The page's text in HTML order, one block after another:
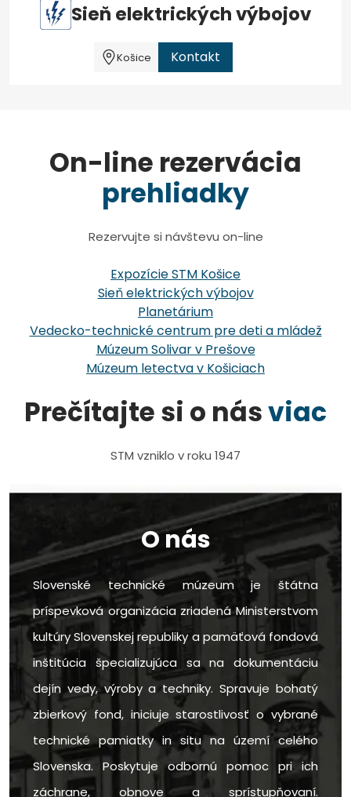
Sieň elektrických výbojov
Košice Kontakt
On-line rezervácia
prehliadky
Rezervujte si návštevu on-line
Expozície STM Košice
Sieň elektrických výbojov
Planetárium
Vedecko-technické centrum pre deti a mládež
Múzeum Solivar v Prešove
Múzeum letectva v Košiciach
Prečítajte si o násviac
STM vzniklo v roku 1947
O nás
Slovenské technické múzeum je štátna
príspevková organizácia zriadená Ministerstvom
kultúry Slovenskej republiky a pamäťová fondová
inštitúcia špecializujúca sa na dokumentáciu
dejín vedy, výroby a techniky. Spravuje bohatý
zbierkový fond, iniciuje starostlivosť o vybrané
technické pamiatky in situ na území celého
Slovenska. Poskytuje odbornú pomoc pri ich
záchrane, obnove a sprístupňovaní.